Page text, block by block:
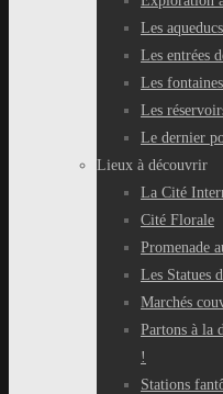
Les
Les entrées
Les
Les
Le dernier
Lieux à découvrir
La Cité
Cité Florale
Promenade
Les Statues
Marchés
Partons à la
!
Stations